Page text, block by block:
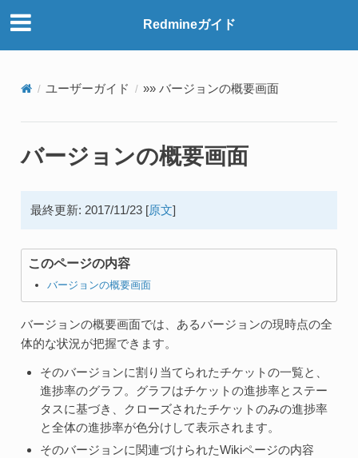
Redmineガイド
ユーザーガイド »» バージョンの概要画面
バージョンの概要画面
最終更新: 2017/11/23 [原文]
このページの内容
バージョンの概要画面
バージョンの概要画面では、あるバージョンの現時点の全
体的な状況が把握できます。
そのバージョンに割り当てられたチケットの一覧と、
進捗率のグラフ。グラフはチケットの進捗率とステー
タスに基づき、クローズされたチケットのみの進捗率
と全体の進捗率が色分けして表示されます。
そのバージョンに関連づけられたWikiページの内容